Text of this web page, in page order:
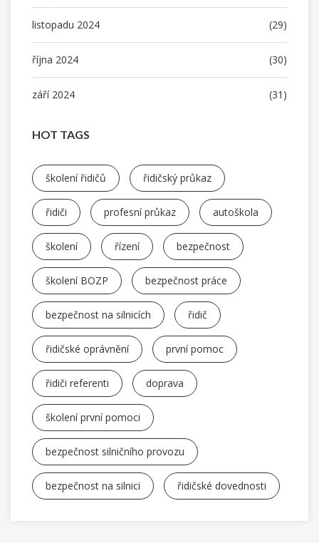
listopadu 2024 (29)
října 2024 (30)
září 2024 (31)
HOT TAGS
školení řidičů řidičský průkaz
řidiči profesní průkaz autoškola
školení řízení bezpečnost
školení BOZP bezpečnost práce
bezpečnost na silnicích řidič
řidičské oprávnění první pomoc
řidiči referenti doprava
školení první pomoci
bezpečnost silničního provozu
bezpečnost na silnici řidičské dovednosti